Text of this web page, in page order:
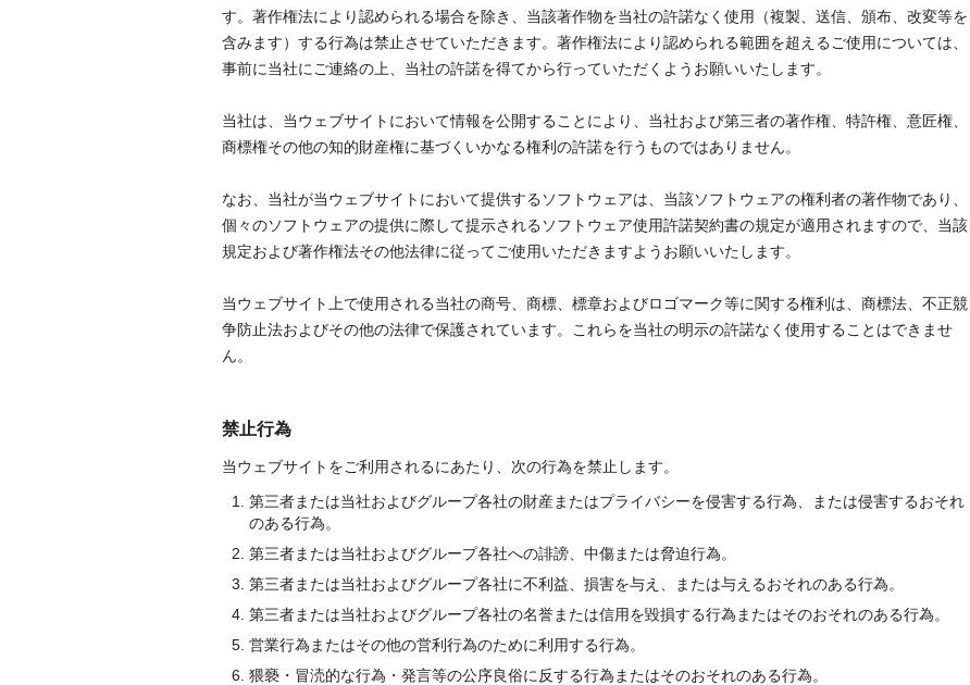
す。著作権法により認められる場合を除き、当該著作物を当社の許諾なく使用（複製、送信、頒布、改変等を
含みます）する行為は禁止させていただきます。著作権法により認められる範囲を超えるご使用については、
事前に当社にご連絡の上、当社の許諾を得てから行っていただくようお願いいたします。
当社は、当ウェブサイトにおいて情報を公開することにより、当社および第三者の著作権、特許権、意匠権、
商標権その他の知的財産権に基づくいかなる権利の許諾を行うものではありません。
なお、当社が当ウェブサイトにおいて提供するソフトウェアは、当該ソフトウェアの権利者の著作物であり、
個々のソフトウェアの提供に際して提示されるソフトウェア使用許諾契約書の規定が適用されますので、当該
規定および著作権法その他法律に従ってご使用いただきますようお願いいたします。
当ウェブサイト上で使用される当社の商号、商標、標章およびロゴマーク等に関する権利は、商標法、不正競
争防止法およびその他の法律で保護されています。これらを当社の明示の許諾なく使用することはできませ
ん。
禁止行為
当ウェブサイトをご利用されるにあたり、次の行為を禁止します。
第三者または当社およびグループ各社の財産またはプライバシーを侵害する行為、または侵害するおそれ
のある行為。
第三者または当社およびグループ各社への誹謗、中傷または脅迫行為。
第三者または当社およびグループ各社に不利益、損害を与え、または与えるおそれのある行為。
第三者または当社およびグループ各社の名誉または信用を毀損する行為またはそのおそれのある行為。
営業行為またはその他の営利行為のために利用する行為。
猥褻・冒涜的な行為・発言等の公序良俗に反する行為またはそのおそれのある行為。